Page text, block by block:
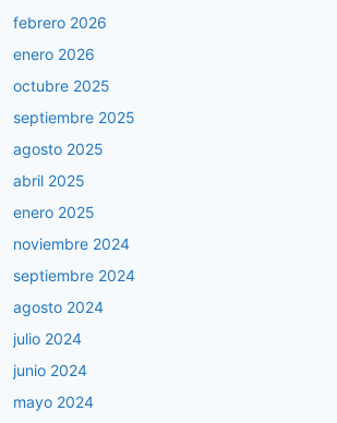
febrero 2026
enero 2026
octubre 2025
septiembre 2025
agosto 2025
abril 2025
enero 2025
noviembre 2024
septiembre 2024
agosto 2024
julio 2024
junio 2024
mayo 2024